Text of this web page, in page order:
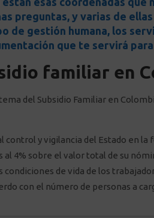
preguntas, y varias de
de gestión humana, los
que te servirá para
familiar en
del Subsidio Familiar en
y vigilancia del Estado en
4% sobre el valor total de su
de vida de los
con el número de personas a